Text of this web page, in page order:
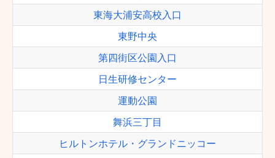
東海大浦安高校入口
東野中央
第四街区公園入口
日生研修センター
運動公園
舞浜三丁目
ヒルトンホテル・グランドニッコー